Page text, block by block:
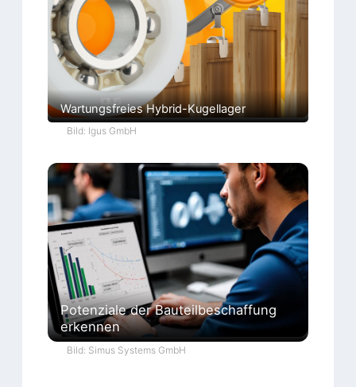
Wartungsfreies Hybrid-Kugellager
Bild: Igus GmbH
Potenziale der Bauteilbeschaffung
erkennen
Bild: Simus Systems GmbH